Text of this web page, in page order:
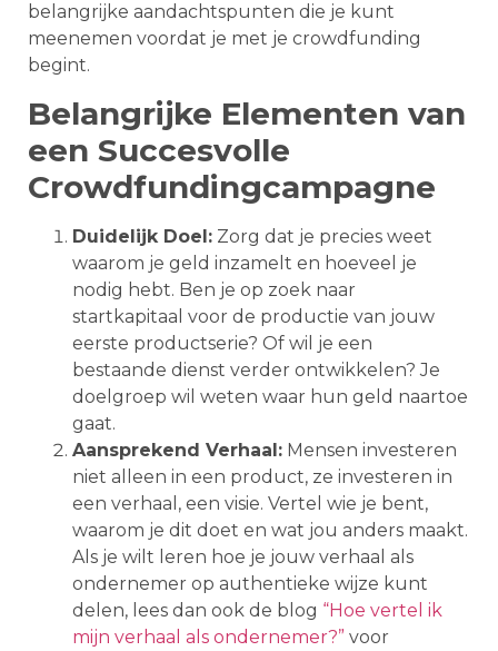
belangrijke aandachtspunten die je kunt
meenemen voordat je met je crowdfunding
begint.
Belangrijke Elementen van
een Succesvolle
Crowdfundingcampagne
Duidelijk Doel: Zorg dat je precies weet
waarom je geld inzamelt en hoeveel je
nodig hebt. Ben je op zoek naar
startkapitaal voor de productie van jouw
eerste productserie? Of wil je een
bestaande dienst verder ontwikkelen? Je
doelgroep wil weten waar hun geld naartoe
gaat.
Aansprekend Verhaal: Mensen investeren
niet alleen in een product, ze investeren in
een verhaal, een visie. Vertel wie je bent,
waarom je dit doet en wat jou anders maakt.
Als je wilt leren hoe je jouw verhaal als
ondernemer op authentieke wijze kunt
delen, lees dan ook de blog “Hoe vertel ik
mijn verhaal als ondernemer?” voor